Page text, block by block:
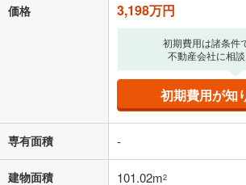
上、ご自身での入力をお願いいたします。初期設
る値は、実際の金融機関等における貸出金利と
の金融機関等における貸出金利を何ら保証するも
済方法「元利均等返済」にて算出しております。
適用した場合の計算結果を表示しています。
その他月額費用や、初期費用がかかります。ご注
借り入れの際は各金融機関等に、必ずご自身で
す。
条件によってお借り入れができないことがあります
不動産会社に購入相談をす
価格 3,198万円
初期費用は諸条件
不動産会社に相
初期費用が知
専有面積 -
建物面積 101.02m2